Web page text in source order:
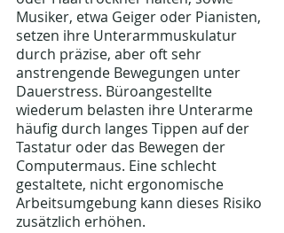
Musiker, etwa Geiger oder Pianisten,
setzen ihre Unterarmmuskulatur
durch präzise, aber oft sehr
anstrengende Bewegungen unter
Dauerstress. Büroangestellte
wiederum belasten ihre Unterarme
häufig durch langes Tippen auf der
Tastatur oder das Bewegen der
Computermaus. Eine schlecht
gestaltete, nicht ergonomische
Arbeitsumgebung kann dieses Risiko
zusätzlich erhöhen.